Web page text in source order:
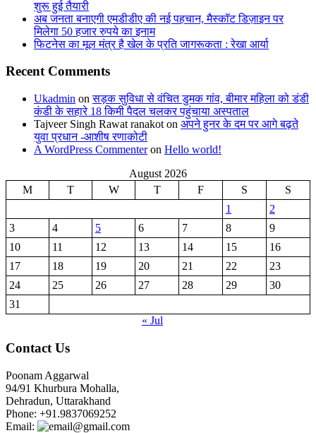
शुरू हुई तैयारी
अब जनता बनाएगी एमडीडीए की नई पहचान, मैस्कॉट डिज़ाइन पर
मिलेगा 50 हजार रुपये का इनाम
फिटनेस का मूल मंत्र है खेल के प्रति जागरूकता : रेखा आर्या
Recent Comments
Ukadmin onसड़क सुविधा से वंचित डुमक गांव, बीमार महिला को डंडी
कंडी के सहारे 18 किमी पैदल चलकर पहुंचाया अस्पताल
Tajveer Singh Rawat ranakot on अपने हुनर के दम पर आगे बढ़ते
युवा प्रधान -आशीष रणाकोटी
A WordPress Commenteron Hello world!
August 2026
M
T W T F S
S
1
2
3
4 5 6 7 8
9
10
11 12 13 14 15
16
17
18 19 20 21 22
23
24
25 26 27 28 29
30
31
« Jul
Contact Us
Poonam Aggarwal
94/91 Khurbura Mohalla,
Dehradun, Uttarakhand
Phone: +91.9837069252
Email:
@gmail.com